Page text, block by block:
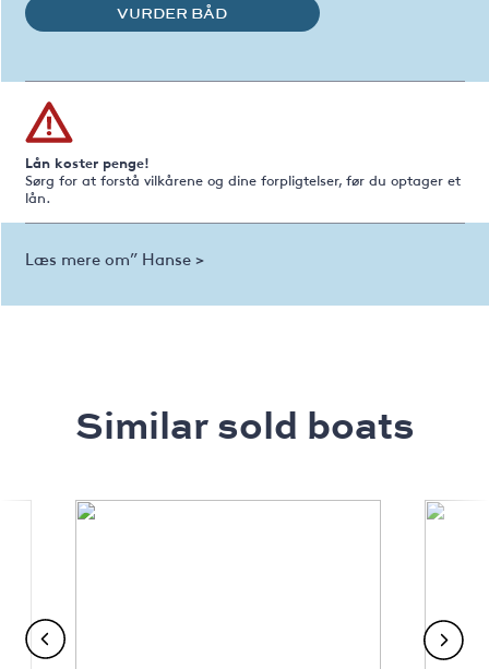
VURDER BÅD
Lån koster penge!
Sørg for at forstå vilkårene og dine forpligtelser, før du optager et
lån.
Læs mere om” Hanse >
Similar sold boats